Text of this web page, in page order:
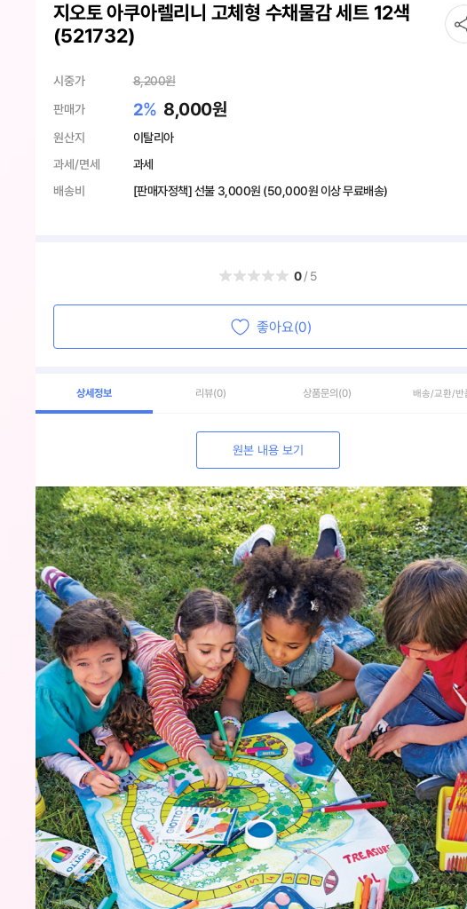
지오토 아쿠아렐리니 고체형 수채물감 세트 12색
(521732)
시중가 8,200원
판매가
2% 8,000원
원산지
이탈리아
과세/면세
과세
배송비
[판매자정책] 선불 3,000원 (50,000원 이상 무료배송)
0/5
좋아요(0)
상세정보 리뷰(0) 상품문의 (0) 배송/교환/반
원본 내용 보기